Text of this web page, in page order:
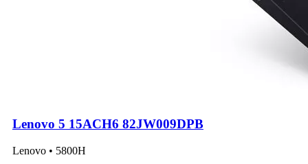
Lenovo 5 15ACH6 82JW009DPB
Lenovo • 5800H